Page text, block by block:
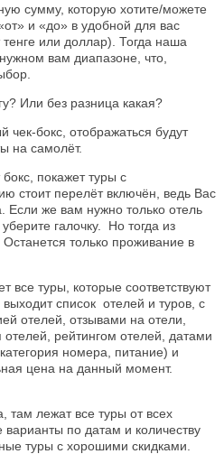
сумму, которую хотите/можете
и «до» в удобной для вас
или доллар). Тогда наша
вам диапазоне, что,
Или без разница какая?
чек-бокс, отображаться будут
на самолёт.
бокс, покажет туры с
стоит перелёт включён, ведь Вас
Если же вам нужно только отель
галочку. Но тогда из
только проживание в
все туры, которые соответствуют
список отелей и туров, с
отелей, отзывами на отели,
рейтингом отелей, датами
номера, питание) и
цена на данный момент.
там лежат все туры от всех
варианты по датам и количеству
туры с хорошими скидками.